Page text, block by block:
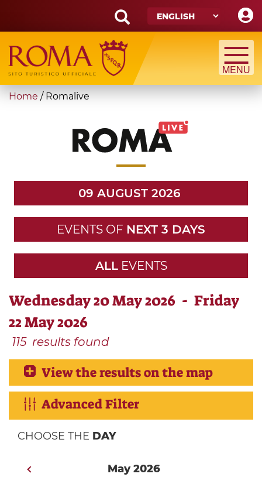
main
content
Search
form
Search
You
Home / Romalive
09 AUGUST 2026
EVENTS OF NEXT 3 DAYS
ALL EVENTS
Wednesday 20 May 2026 - Friday
22 May 2026
115 results found
View the results on the map
Advanced Filter
CHOOSE THE DAY
May 2026